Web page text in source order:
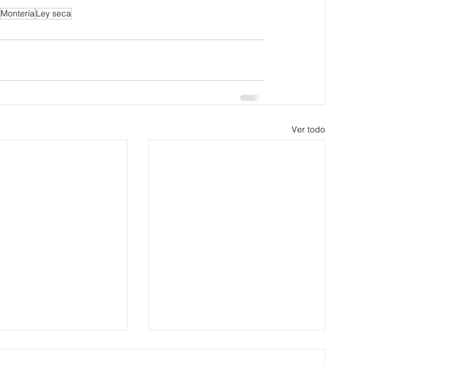
MonteríaLey seca
Ver todo